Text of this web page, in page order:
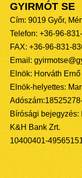
GYIRMÓT SE
Cím: 9019 Győr,
Telefon: +36-96-
FAX: +36-96-831-
Email:
Elnök: Horváth Ernő
Elnök-helyettes:
Bírósági bejegyzés:
K&H Bank Zrt.
10400401-